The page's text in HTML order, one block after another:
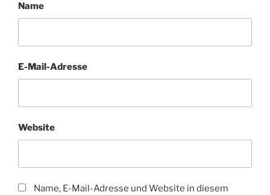
Name
E-Mail-Adresse
Website
Name, E-Mail-Adresse und Website in diesem